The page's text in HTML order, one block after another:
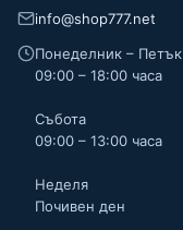
info@shop777.net
Понеделник – Петък
09:00 – 18:00 часа
Събота
09:00 – 13:00 часа
Неделя
Почивен ден